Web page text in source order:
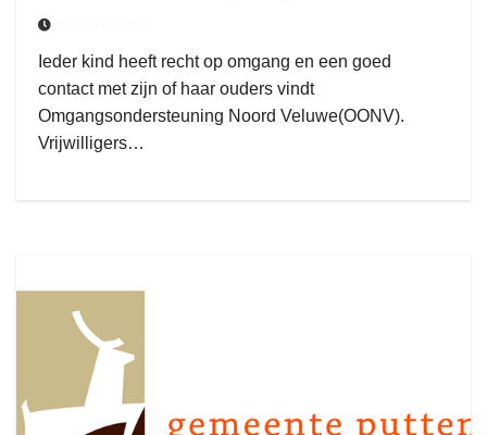
Ieder kind heeft recht op omgang en een goed
contact met zijn of haar ouders vindt
Omgangsondersteuning Noord Veluwe(OONV).
Vrijwilligers…